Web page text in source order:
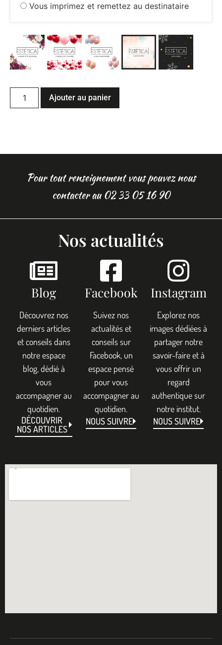
Vous imprimez et remettez au destinataire
Ajouter au panier
Pour tout renseignement vous pouvez nous
contacter au 02 33 05 16 90
Nos actualités
Blog
Découvrez nos
derniers articles
et conseils dans
notre espace
blog, dédié à
vous
accompagner au
quotidien.
DÉCOUVRIR
NOS ARTICLES
Facebook
Suivez nos
actualités et
conseils sur
Facebook, un
espace pensé
pour vous
accompagner au
quotidien.
NOUS SUIVRE
Instagram
Explorez nos
images dédiées à
partager notre
savoir-faire et à
vous offrir un
regard
authentique sur
notre institut.
NOUS SUIVRE